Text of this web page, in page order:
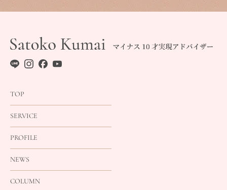
TOP
SERVICE
PROFILE
NEWS
COLUMN